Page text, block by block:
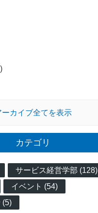
ーカイブ全てを表示
カテゴリ
サービス経営学部 (128)
イベント (54)
(5)